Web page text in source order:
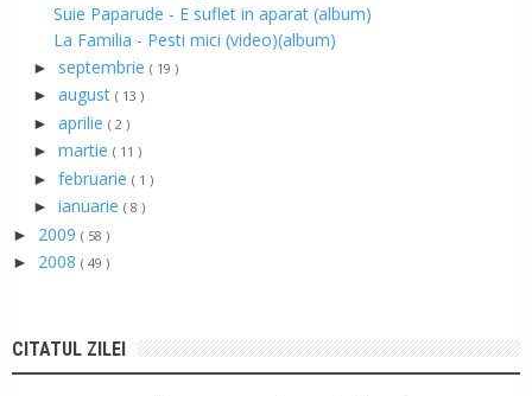
Suie Paparude - E suflet in aparat (album)
La Familia - Pesti mici (video)(album)
► septembrie ( 19 )
► august ( 13 )
► aprilie ( 2 )
► martie ( 11 )
► februarie ( 1 )
► ianuarie ( 8 )
► 2009 ( 58 )
► 2008 ( 49 )
CITATUL ZILEI